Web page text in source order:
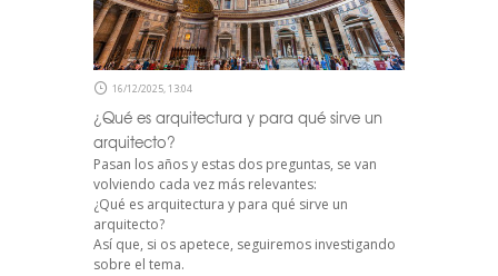
16/12/2025, 13:04
¿Qué es arquitectura y para qué sirve un
arquitecto?
Pasan los años y estas dos preguntas, se van
volviendo cada vez más relevantes:
¿Qué es arquitectura y para qué sirve un
arquitecto?
Así que, si os apetece, seguiremos investigando
sobre el tema.